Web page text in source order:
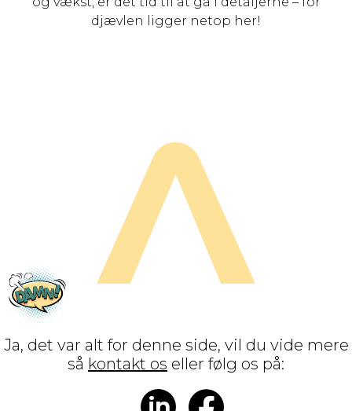
djævlen ligger netop her!
Ja, det var alt for denne side, vil du vide mere
så kontakt os eller følg os på: